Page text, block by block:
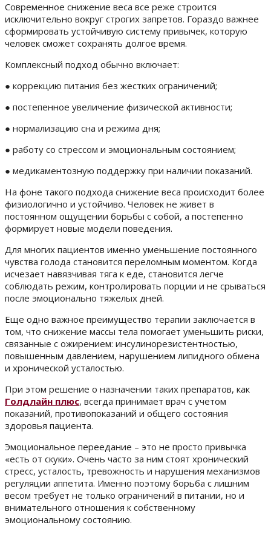
Современное снижение веса все реже строится
исключительно вокруг строгих запретов. Гораздо важнее
сформировать устойчивую систему привычек, которую
человек сможет сохранять долгое время.
Комплексный подход обычно включает:
● коррекцию питания без жестких ограничений;
● постепенное увеличение физической активности;
● нормализацию сна и режима дня;
● работу со стрессом и эмоциональным состоянием;
● медикаментозную поддержку при наличии показаний.
На фоне такого подхода снижение веса происходит более
физиологично и устойчиво. Человек не живет в
постоянном ощущении борьбы с собой, а постепенно
формирует новые модели поведения.
Для многих пациентов именно уменьшение постоянного
чувства голода становится переломным моментом. Когда
исчезает навязчивая тяга к еде, становится легче
соблюдать режим, контролировать порции и не срываться
после эмоционально тяжелых дней.
Еще одно важное преимущество терапии заключается в
том, что снижение массы тела помогает уменьшить риски,
связанные с ожирением: инсулинорезистентностью,
повышенным давлением, нарушением липидного обмена
и хронической усталостью.
При этом решение о назначении таких препаратов, как
Голдлайн плюс, всегда принимает врач с учетом
показаний, противопоказаний и общего состояния
здоровья пациента.
Эмоциональное переедание – это не просто привычка
«есть от скуки». Очень часто за ним стоят хронический
стресс, усталость, тревожность и нарушения механизмов
регуляции аппетита. Именно поэтому борьба с лишним
весом требует не только ограничений в питании, но и
внимательного отношения к собственному
эмоциональному состоянию.